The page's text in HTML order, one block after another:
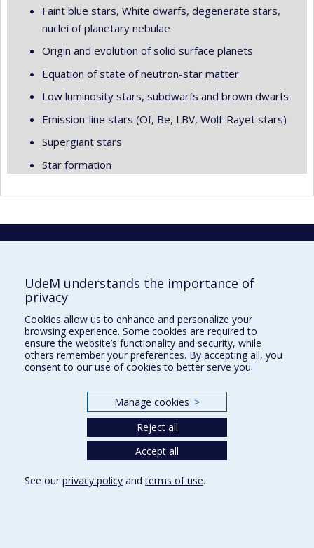
Faint blue stars, White dwarfs, degenerate stars,
nuclei of planetary nebulae
Origin and evolution of solid surface planets
Equation of state of neutron-star matter
Low luminosity stars, subdwarfs and brown dwarfs
Emission-line stars (Of, Be, LBV, Wolf-Rayet stars)
Supergiant stars
Star formation
Research
PO Box 6128, Centre-ville Station
Montréal, Québec, Canada
Phone : 514 343-6111, #38492
E-mail :recherche@umontreal.ca
UdeM understands the importance of
privacy
Cookies allow us to enhance and personalize your
browsing experience. Some cookies are required to
ensure the website’s functionality and security, while
others remember your preferences. By accepting all, you
consent to our use of cookies to better serve you.
Manage cookies >
Reject all
Accept all
See our privacy policy andterms of use.